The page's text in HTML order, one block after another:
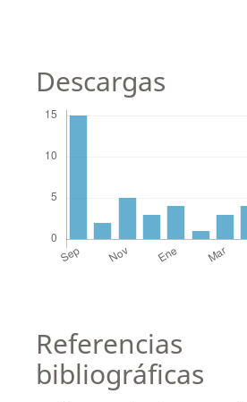
Descargas
Referencias
bibliográficas